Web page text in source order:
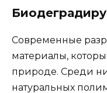
Современные
материалы,
природе. Среди
натуральных